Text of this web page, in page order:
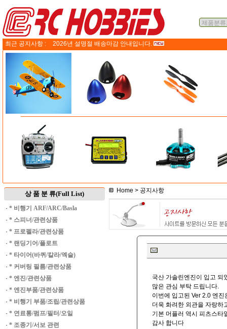
최근 공지사항 : 2026년 설명절 배송마감 안내입니다.
상 품 분 류(Full List)
· * 비행기 ARF/ARC/Basla
· * 스피너/관련상품
· * 프로펠라/관련상품
· * 랜딩기어/플로트
· * 타이어(바퀴/칼라/엑슬)
· * 커버링 필름/관련상품
· * 엔진/관련상품
· * 엔진부품/관련상품
· * 비행기 부품/조립/관련상품
· * 연료통/펌프/필터/오일
· * 조종기/서보 관련
Home > 공지사항
국산 가솔린엔진이 입고 되
많은 관심 부탁 드립니다.
이번에 입고된 Ver 2.0 엔
더욱 화려한 외관을 자랑하
기본 머플러 역시 피츠스타
감사 합니다